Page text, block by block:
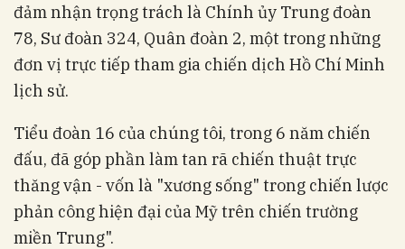
đảm nhận trọng trách là Chính ủy Trung đoàn
78, Sư đoàn 324, Quân đoàn 2, một trong những
đơn vị trực tiếp tham gia chiến dịch Hồ Chí Minh
lịch sử.
Tiểu đoàn 16 của chúng tôi, trong 6 năm chiến
đấu, đã góp phần làm tan rã chiến thuật trực
thăng vận - vốn là "xương sống" trong chiến lược
phản công hiện đại của Mỹ trên chiến trường
miền Trung".